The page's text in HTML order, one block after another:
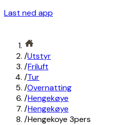
Last ned app
/Utstyr
/Friluft
/Tur
/Overnatting
/Hengekøye
/Hengekøye
/Hengekoye 3pers